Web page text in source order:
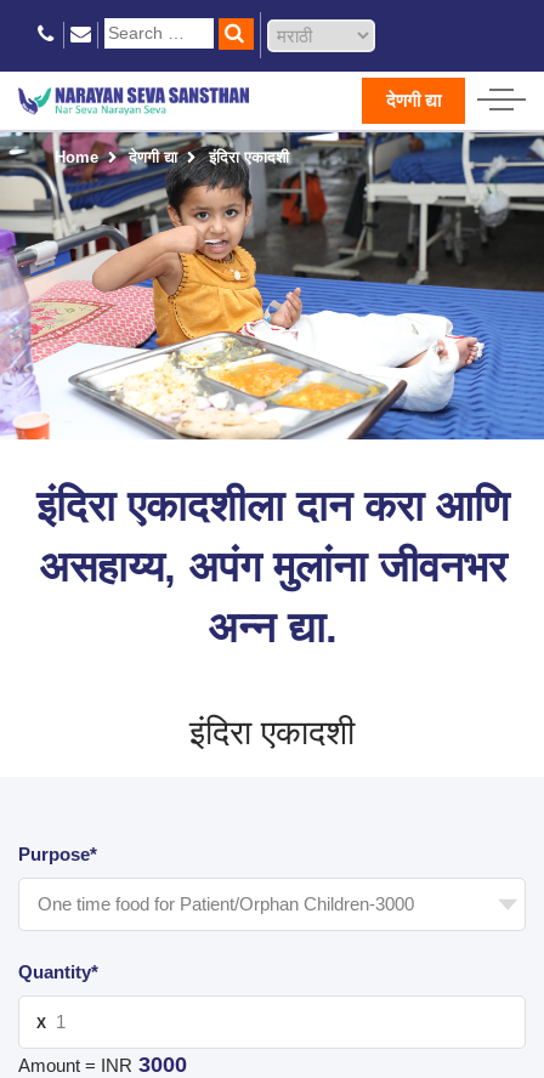
देणगी द्या
Home देणगी द्या इंदिरा एकादशी
इंदिरा एकादशीला दान करा आणि
असहाय्य, अपंग मुलांना जीवनभर
अन्न द्या.
इंदिरा एकादशी
Purpose*
Quantity*
X
Amount = INR 3000